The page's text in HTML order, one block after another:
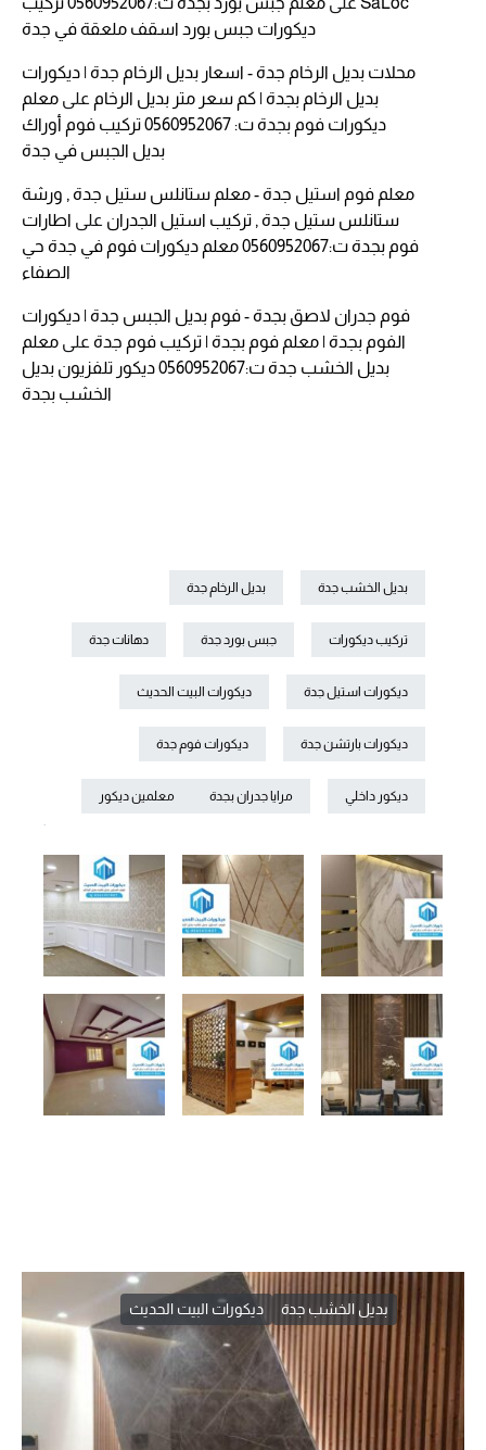
ديكورات جبس بورد اسقف ملعقة في جدة
محلات بديل الرخام جدة - اسعار بديل الرخام جدة | ديكورات
بديل الرخام بجدة | كم سعر متر بديل الرخام على معلم
ديكورات فوم بجدة ت: 0560952067 تركيب فوم أوراك
بديل الجبس في جدة
معلم فوم استيل جدة - معلم ستانلس ستيل جدة , ورشة
ستانلس ستيل جدة , تركيب استيل الجدران على اطارات
فوم بجدة ت:0560952067 معلم ديكورات فوم في جدة حي
الصفاء
فوم جدران لاصق بجدة - فوم بديل الجبس جدة | ديكورات
الفوم بجدة | معلم فوم بجدة | تركيب فوم جدة على معلم
بديل الخشب جدة ت:0560952067 ديكور تلفزيون بديل
الخشب بجدة
بديل الخشب جدة بديل الرخام جدة
تركيب ديكورات جبس بورد جدة دهانات جدة
ديكورات استيل جدة ديكورات البيت الحديث
ديكورات بارتشن جدة ديكورات فوم جدة
ديكور داخلي مرايا جدران بجدة
معلمين ديكور
.
بديل الخشب جدة ديكورات البيت الحديث